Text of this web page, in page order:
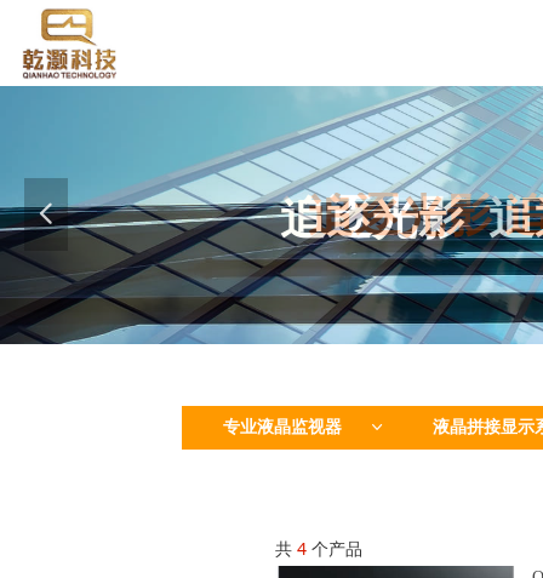
追逐光影
追逐光影
넳
共 4 个产品
ꀁ
专业液晶监视器 液晶拼接显示